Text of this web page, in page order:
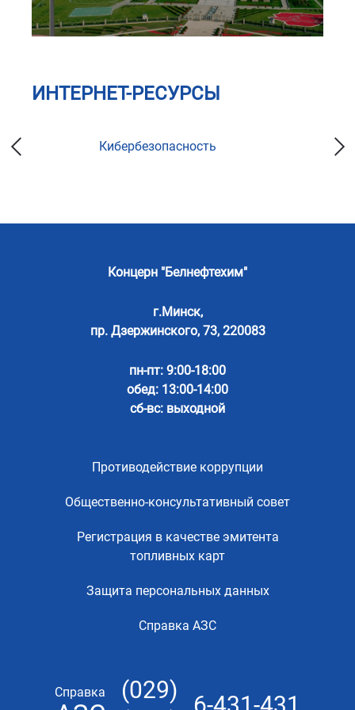
ИНТЕРНЕТ-РЕСУРСЫ
Кибербезопасность
Концерн "Белнефтехим"
г.Минск,
пр. Дзержинского, 73, 220083
пн-пт: 9:00-18:00
обед: 13:00-14:00
сб-вс: выходной
Противодействие коррупции
Общественно-консультативный совет
Регистрация в качестве эмитента
топливных карт
Защита персональных данных
Справка АЗС
Справка
(029)